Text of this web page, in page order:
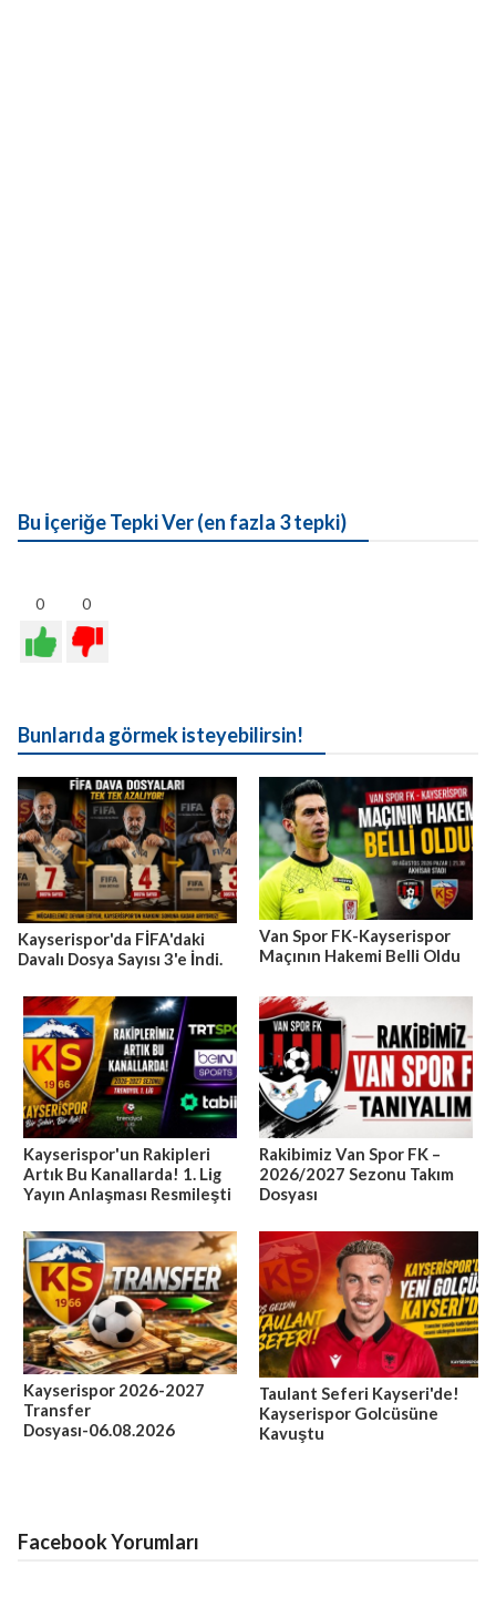
Bu İçeriğe Tepki Ver (en fazla 3 tepki)
0 0
Bunlarıda görmek isteyebilirsin!
Kayserispor'da FİFA'daki
Davalı Dosya Sayısı 3'e İndi.
Van Spor FK-Kayserispor
Maçının Hakemi Belli Oldu
Kayserispor'un Rakipleri
Artık Bu Kanallarda! 1. Lig
Yayın Anlaşması Resmileşti
Rakibimiz Van Spor FK –
2026/2027 Sezonu Takım
Dosyası
Kayserispor 2026-2027
Transfer
Dosyası-06.08.2026
Taulant Seferi Kayseri'de!
Kayserispor Golcüsüne
Kavuştu
Facebook Yorumları